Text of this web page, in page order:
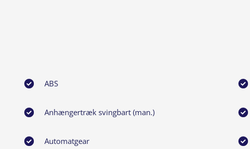
ABS
Anhængertræk svingbart (man.)
Automatgear